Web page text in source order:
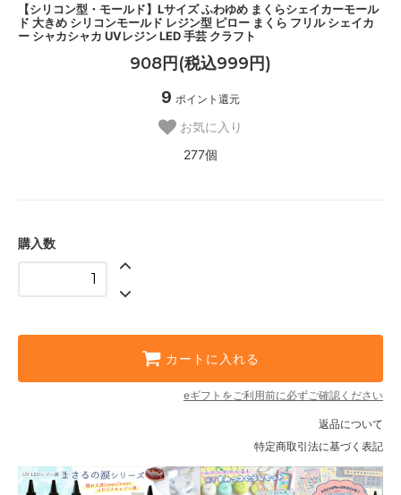
【シリコン型・モールド】Lサイズ ふわゆめ まくらシェイカーモール
ド 大きめ シリコンモールド レジン型 ピロー まくら フリル シェイカ
ー シャカシャカ UVレジン LED 手芸 クラフト
908円(税込999円)
9 ポイント還元
お気に入り
277個
購入数
カートに入れる
eギフトをご利用前に必ずご確認ください
返品について
特定商取引法に基づく表記